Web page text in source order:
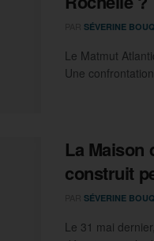
SÉVERINE
Le Matmut
Une
La Maison
construit
SÉVERINE
Le 31 mai